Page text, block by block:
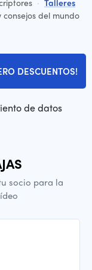
· Talleres
consejos del mundo
DESCUENTOS!
de datos
socio para la